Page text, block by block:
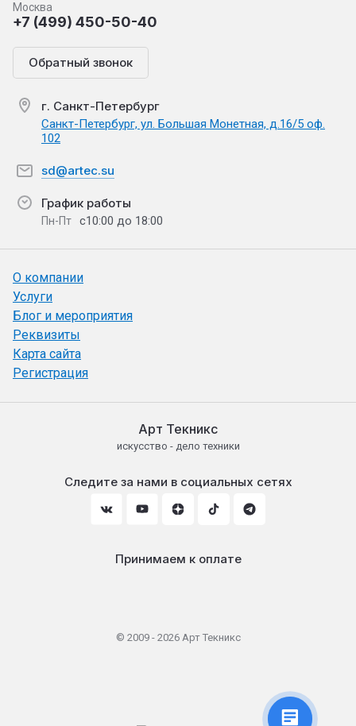
Москва
+7 (499) 450-50-40
Обратный звонок
г. Санкт-Петербург
Санкт-Петербург, ул. Большая Монетная, д.16/5 оф.
102
sd@artec.su
График работы
Пн-Пт с10:00 до 18:00
О компании
Услуги
Блог и мероприятия
Реквизиты
Карта сайта
Регистрация
Арт Текникс
искусство - дело техники
Следите за нами в социальных сетях
Принимаем к оплате
© 2009 - 2026 Арт Текникс